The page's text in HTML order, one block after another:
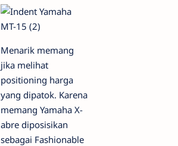
Menarik memang
jika melihat
positioning harga
yang dipatok. Karena
memang Yamaha X-
abre diposisikan
sebagai Fashionable